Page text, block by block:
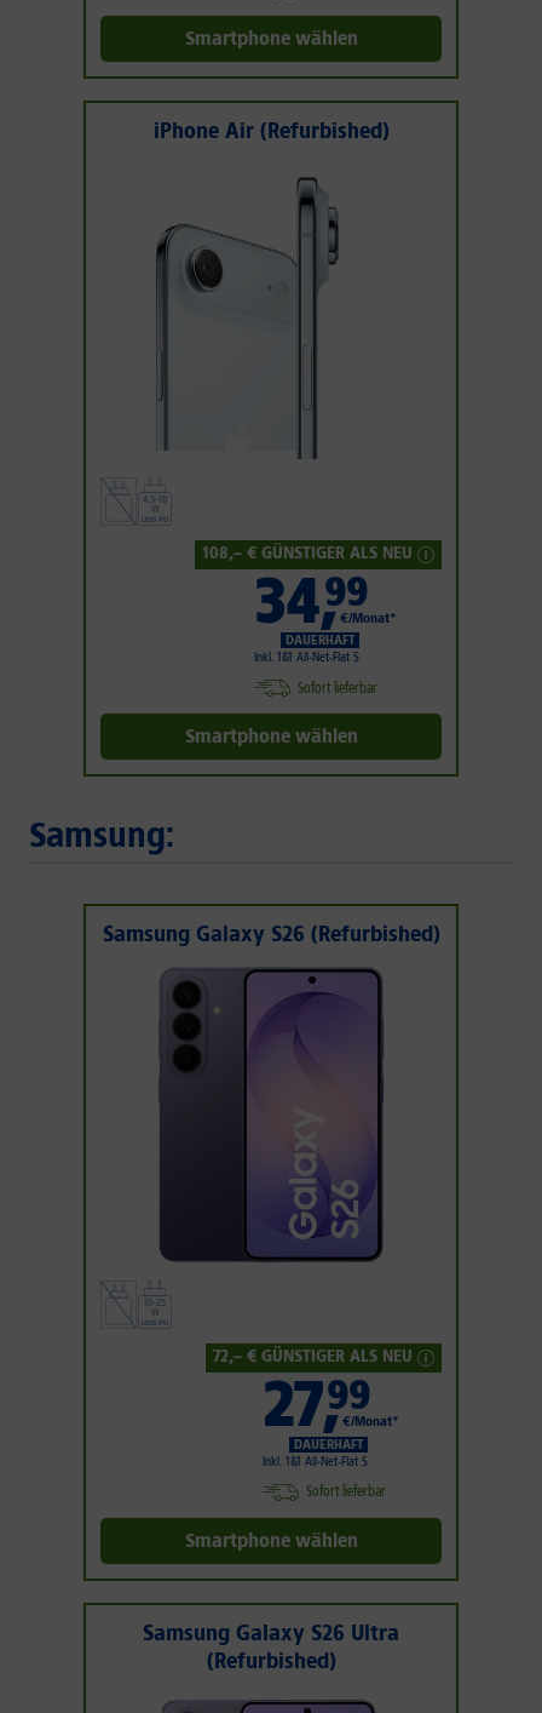
Smartphone wählen
iPhone Air (Refurbished)
108,– € GÜNSTIGER ALS NEU
34,99
€/Monat*
DAUERHAFT
Inkl. 1&1 All-Net-Flat S
Sofort lieferbar
Smartphone wählen
Samsung:
Samsung Galaxy S26 (Refurbished)
72,– € GÜNSTIGER ALS NEU
27,99
€/Monat*
DAUERHAFT
Inkl. 1&1 All-Net-Flat S
Sofort lieferbar
Smartphone wählen
Samsung Galaxy S26 Ultra
(Refurbished)